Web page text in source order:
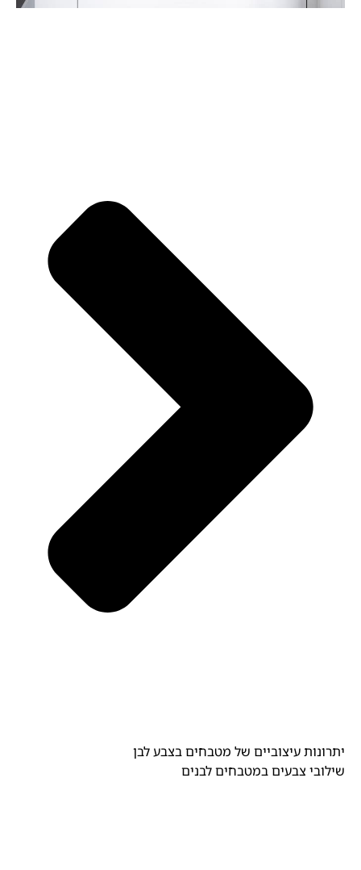
יתרונות עיצוביים של מטבחים בצבע לבן
שילובי צבעים במטבחים לבנים